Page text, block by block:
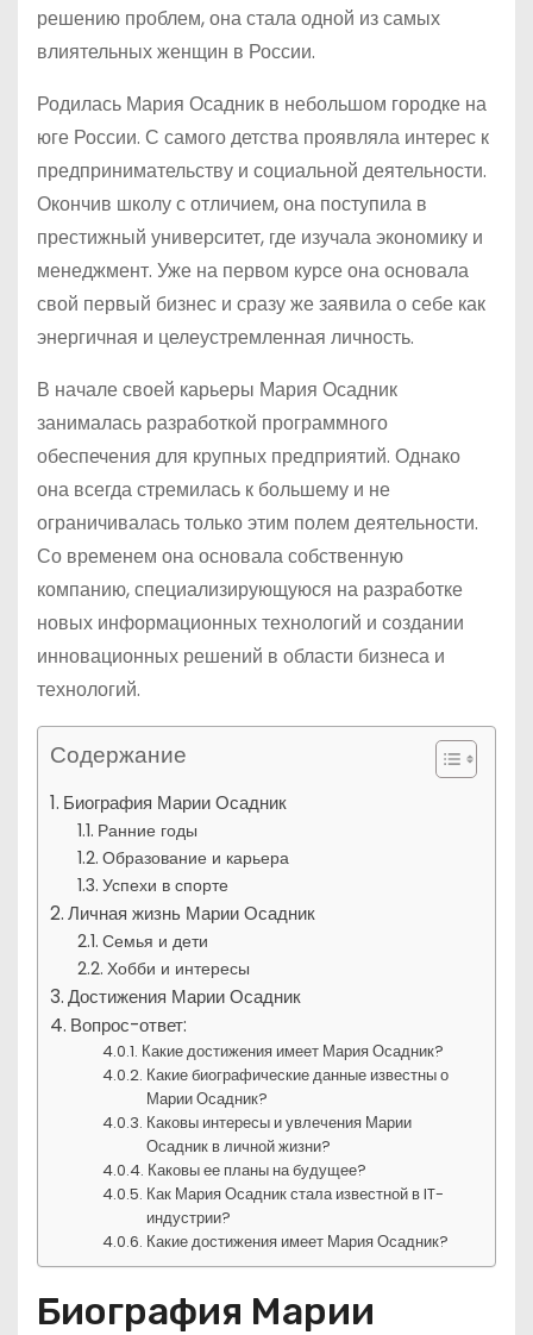
решению проблем, она стала одной из самых
влиятельных женщин в России.
Родилась Мария Осадник в небольшом городке на
юге России. С самого детства проявляла интерес к
предпринимательству и социальной деятельности.
Окончив школу с отличием, она поступила в
престижный университет, где изучала экономику и
менеджмент. Уже на первом курсе она основала
свой первый бизнес и сразу же заявила о себе как
энергичная и целеустремленная личность.
В начале своей карьеры Мария Осадник
занималась разработкой программного
обеспечения для крупных предприятий. Однако
она всегда стремилась к большему и не
ограничивалась только этим полем деятельности.
Со временем она основала собственную
компанию, специализирующуюся на разработке
новых информационных технологий и создании
инновационных решений в области бизнеса и
технологий.
Содержание
Биография Марии Осадник
Ранние годы
Образование и карьера
Успехи в спорте
Личная жизнь Марии Осадник
Семья и дети
Хобби и интересы
Достижения Марии Осадник
Вопрос-ответ:
Какие достижения имеет Мария Осадник?
Какие биографические данные известны о
Марии Осадник?
Каковы интересы и увлечения Марии
Осадник в личной жизни?
Каковы ее планы на будущее?
Как Мария Осадник стала известной в IT-
индустрии?
Какие достижения имеет Мария Осадник?
Биография Марии